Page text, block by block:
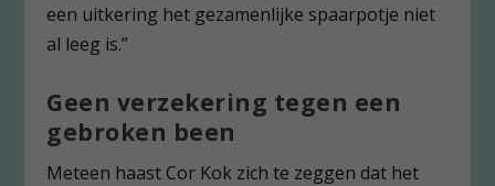
een uitkering het gezamenlijke spaarpotje niet
al leeg is.”
Geen verzekering tegen een
gebroken been
Meteen haast Cor Kok zich te zeggen dat het